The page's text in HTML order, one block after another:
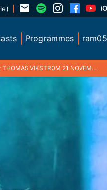
Programmes ram05
VIKSTROM 21 NOVEMBRE 2020